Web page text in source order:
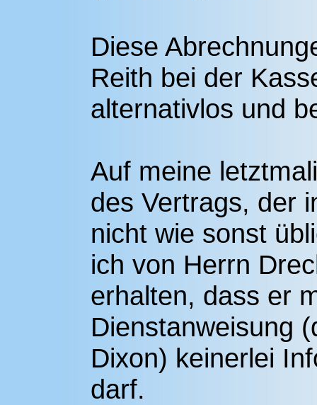
Diese
Reith bei der
alternativlos und
Auf meine
des Vertrags, der
nicht wie sonst
ich von Herrn
erhalten, dass er
Dienstanweisung
Dixon) keinerlei
darf.